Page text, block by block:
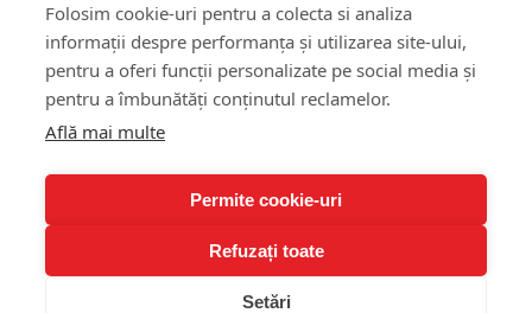
Folosim cookie-uri pentru a colecta si analiza
informații despre performanța și utilizarea site-ului,
pentru a oferi funcții personalizate pe social media și
pentru a îmbunătăți conținutul reclamelor.
Află mai multe
Permite cookie-uri
Refuzați toate
Setări
Plăți online sigure
© 2026 TTR REAL ESTATE DEVELOPMENT & PROMOTION